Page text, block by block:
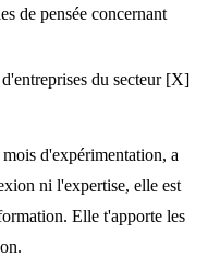
de pensée concernant
du secteur [X]
d'expérimentation, a
ni l'expertise, elle est
Elle t'apporte les